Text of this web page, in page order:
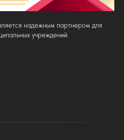
надежным партнером для
учреждений.